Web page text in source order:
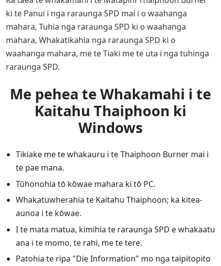
ki te Panui i nga raraunga SPD mai i o waahanga
mahara, Tuhia nga raraunga SPD ki o waahanga
mahara, Whakatikahia nga raraunga SPD ki o
waahanga mahara, me te Tiaki me te uta i nga tuhinga
raraunga SPD.
Me pehea te Whakamahi i te
Kaitahu Thaiphoon ki
Windows
Tikiake me te whakauru i te Thaiphoon Burner mai i
te pae mana.
Tūhonohia tō kōwae mahara ki tō PC.
Whakatuwherahia te Kaitahu Thaiphoon; ka kitea-
aunoa i te kōwae.
I te mata matua, kimihia te raraunga SPD e whakaatu
ana i te momo, te rahi, me te tere.
Patohia te ripa "Die Information" mo nga taipitopito